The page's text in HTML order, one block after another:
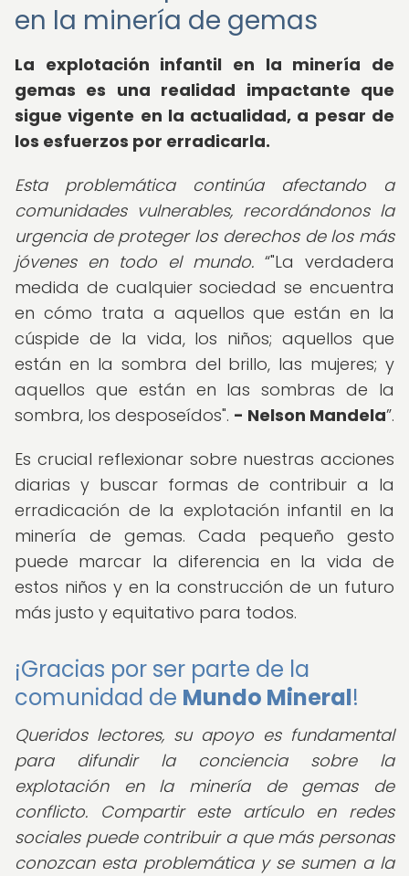
en la minería de gemas
La explotación infantil en la minería de
gemas es una realidad impactante que
sigue vigente en la actualidad, a pesar de
los esfuerzos por erradicarla.
Esta problemática continúa afectando a
comunidades vulnerables, recordándonos la
urgencia de proteger los derechos de los más
jóvenes en todo el mundo.
"La verdadera
medida de cualquier sociedad se encuentra
en cómo trata a aquellos que están en la
cúspide de la vida, los niños; aquellos que
están en la sombra del brillo, las mujeres; y
aquellos que están en las sombras de la
sombra, los desposeídos". - Nelson Mandela .
Es crucial reflexionar sobre nuestras acciones
diarias y buscar formas de contribuir a la
erradicación de la explotación infantil en la
minería de gemas. Cada pequeño gesto
puede marcar la diferencia en la vida de
estos niños y en la construcción de un futuro
más justo y equitativo para todos.
¡Gracias por ser parte de la
comunidad de Mundo Mineral!
Queridos lectores, su apoyo es fundamental
para difundir la conciencia sobre la
explotación en la minería de gemas de
conflicto. Compartir este artículo en redes
sociales puede contribuir a que más personas
conozcan esta problemática y se sumen a la